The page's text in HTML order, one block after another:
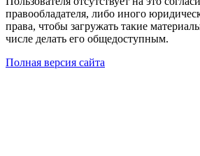
правообладателя, либо иного
права, чтобы загружать такие
числе делать его общедоступным.
Полная версия сайта